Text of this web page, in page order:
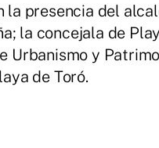
la presencia del
la concejala de
Urbanismo y
de Toró.